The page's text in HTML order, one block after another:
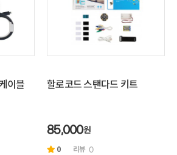
이블
할로코드 스탠다드 키트
85,000원
0 리뷰 0